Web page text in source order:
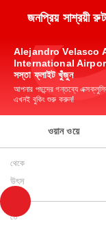
জনপ্রিয় সাশ্রয়ী
Alejandro Velasco
International Airport
সস্তা ফ্লাইট খুঁজুন
আপনার পছন্দের গন্তব্যে
এখনই বুকিং শুরু করুন!
ওয়ান ওয়ে
থেকে
উৎস
তে